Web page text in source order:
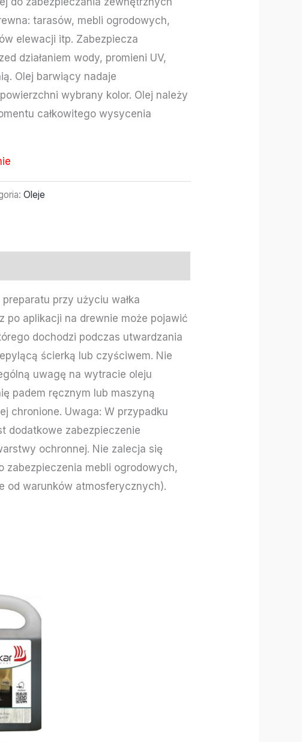
tarasów, mebli ogrodowych,
elewacji itp. Zabezpiecza
działaniem wody, promieni UV,
Olej barwiący nadaje
wybrany kolor. Olej należy
całkowitego wysycenia
Oleje
przy użyciu wałka
po aplikacji na drewnie może pojawić
dochodzi podczas utwardzania
ścierką lub czyściwem. Nie
uwagę na wytracie oleju
padem ręcznym lub maszyną
chronione. Uwaga: W przypadku
dodatkowe zabezpieczenie
ochronnej. Nie zalecja się
zabezpieczenia mebli ogrodowych,
od warunków atmosferycznych).